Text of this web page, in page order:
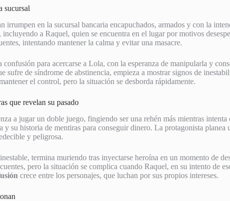
sucursal
irrumpen en la sucursal bancaria encapuchados, armados y con la
incluyendo a Raquel, quien se encuentra en el lugar por motivos
intentando mantener la calma y evitar una masacre.
para acercarse a Lola, con la esperanza de manipularla y
sufre de síndrome de abstinencia, empieza a mostrar signos de
el control, pero la situación se desborda rápidamente.
que revelan su pasado
a jugar un doble juego, fingiendo ser una rehén más mientras
y su historia de mentiras para conseguir dinero. La protagonista planea
y peligrosa.
termina muriendo tras inyectarse heroína en un momento de
pero la situación se complica cuando Raquel, en su intento de
crece entre los personajes, que luchan por sus propios intereses.